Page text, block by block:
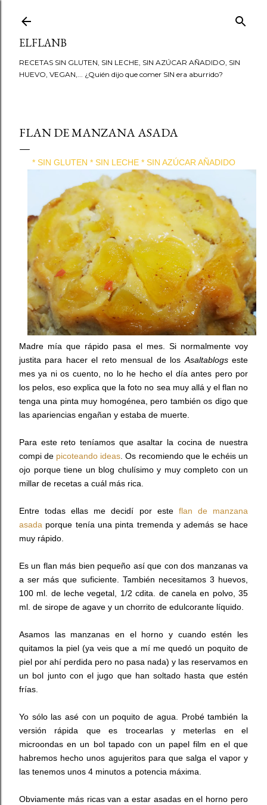
ELFLANB
RECETAS SIN GLUTEN, SIN LECHE, SIN AZÚCAR AÑADIDO, SIN
HUEVO, VEGAN,... ¿Quién dijo que comer SIN era aburrido?
FLAN DE MANZANA ASADA
* SIN GLUTEN * SIN LECHE * SIN AZÚCAR AÑADIDO
Madre mía que rápido pasa el mes. Si normalmente voy
justita para hacer el reto mensual de losAsaltablogseste
mes ya ni os cuento, no lo he hecho el día antes pero por
los pelos, eso explica que la foto no sea muy allá y el flan no
tenga una pinta muy homogénea, pero también os digo que
las apariencias engañan y estaba de muerte.
Para este reto teníamos que asaltar la cocina de nuestra
compi de picoteando ideas. Os recomiendo que le echéis un
ojo porque tiene un blog chulísimo y muy completo con un
millar de recetas a cuál más rica.
Entre todas ellas me decidí por este flan de manzana
asada porque tenía una pinta tremenda y además se hace
muy rápido.
Es un flan más bien pequeño así que con dos manzanas va
a ser más que suficiente. También necesitamos 3 huevos,
100 ml. de leche vegetal, 1/2 cdita. de canela en polvo, 35
ml. de sirope de agave y un chorrito de edulcorante líquido.
Asamos las manzanas en el horno y cuando estén les
quitamos la piel (ya veis que a mí me quedó un poquito de
piel por ahí perdida pero no pasa nada) y las reservamos en
un bol junto con el jugo que han soltado hasta que estén
frías.
Yo sólo las asé con un poquito de agua. Probé también la
versión rápida que es trocearlas y meterlas en el
microondas en un bol tapado con un papel film en el que
habremos hecho unos agujeritos para que salga el vapor y
las tenemos unos 4 minutos a potencia máxima.
Obviamente más ricas van a estar asadas en el horno pero